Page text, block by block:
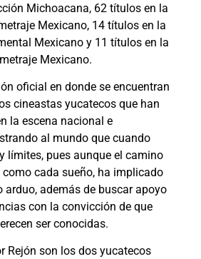
Michoacana, 62 títulos en la
Mexicano, 14 títulos en la
Mexicano y 11 títulos en la
Mexicano.
oficial en donde se encuentran
cineastas yucatecos que han
la escena nacional e
al mundo que cuando
límites, pues aunque el camino
cada sueño, ha implicado
arduo, además de buscar apoyo
con la convicción de que
ser conocidas.
Rejón son los dos yucatecos